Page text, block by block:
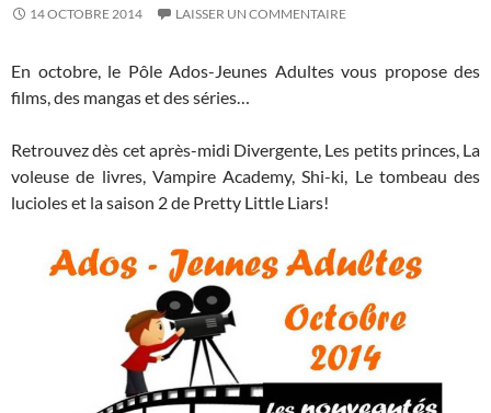
14 OCTOBRE 2014 LAISSER UN COMMENTAIRE
En octobre, le Pôle Ados-Jeunes Adultes vous propose des
films, des mangas et des séries…
Retrouvez dès cet après-midi Divergente, Les petits princes, La
voleuse de livres, Vampire Academy, Shi-ki, Le tombeau des
lucioles et la saison 2 de Pretty Little Liars!